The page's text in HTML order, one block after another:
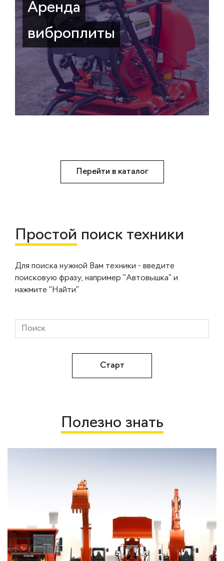
Аренда
виброплиты
Перейти в каталог
Простой поиск техники
Для поиска нужной Вам техники - введите
поисковую фразу, например "Автовышка" и
нажмите "Найти"
Полезно знать